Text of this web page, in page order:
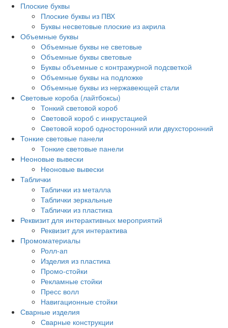
Плоские буквы
Плоские буквы из ПВХ
Буквы несветовые плоские из акрила
Объемные буквы
Объемные буквы не световые
Объемные буквы световые
Буквы объемные с контражурной подсветкой
Объемные буквы на подложке
Объемные буквы из нержавеющей стали
Световые короба (лайтбоксы)
Тонкий световой короб
Световой короб с инкрустацией
Световой короб односторонний или двухсторонний
Тонкие световые панели
Тонкие световые панели
Неоновые вывески
Неоновые вывески
Таблички
Таблички из металла
Таблички зеркальные
Таблички из пластика
Реквизит для интерактивных мероприятий
Реквизит для интерактива
Промоматериалы
Ролл-ап
Изделия из пластика
Промо-стойки
Рекламные стойки
Пресс волл
Навигационные стойки
Сварные изделия
Сварные конструкции